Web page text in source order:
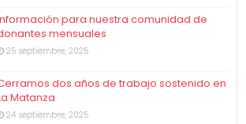
para nuestra comunidad de
mensuales
25 septiembre, 2025
dos años de trabajo sostenido en
Matanza
24 septiembre, 2025